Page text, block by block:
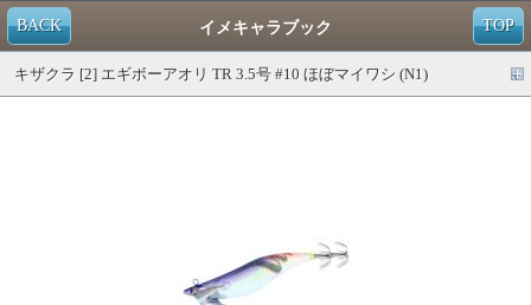
TOP
BACK イメキャラブック
キザクラ [2] エギボーアオリ TR 3.5号 #10 ほぼマイワシ (N1)